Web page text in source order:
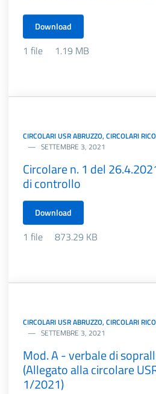
Download
1 file 1.19 MB
CIRCOLARI USR ABRUZZO, CIRCOLARI
SETTEMBRE 3, 2021
Circolare n. 1 del
di controllo
Download
1 file 873.29 KB
CIRCOLARI USR ABRUZZO, CIRCOLARI
SETTEMBRE 3, 2021
Mod. A - verbale di
(Allegato alla circolare
1/2021)